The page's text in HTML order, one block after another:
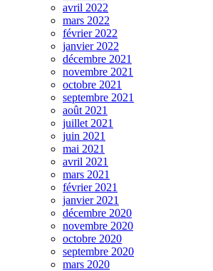
avril 2022
mars 2022
février 2022
janvier 2022
décembre 2021
novembre 2021
octobre 2021
septembre 2021
août 2021
juillet 2021
juin 2021
mai 2021
avril 2021
mars 2021
février 2021
janvier 2021
décembre 2020
novembre 2020
octobre 2020
septembre 2020
mars 2020